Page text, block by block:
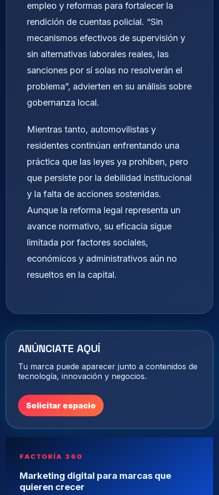
empleo y reformas para fortalecer la
rendición de cuentas policial. “Sin
mecanismos efectivos de supervisión y
sin alternativas laborales reales, las
sanciones por sí solas no resolverán el
problema”, advierten en su análisis sobre
gobernanza local.
Mientras tanto, automovilistas y
residentes continúan enfrentando una
práctica que las leyes ya prohíben, pero
que persiste por la debilidad institucional
y la falta de acciones sostenidas.
Aunque la reforma legal representa un
avance normativo, su eficacia sigue
limitada por factores sociales,
económicos y administrativos aún no
resueltos en la capital.
ANÚNCIATE AQUÍ
Tu marca puede aparecer junto a contenidos de
tecnología, innovación y negocios.
Solicitar espacio
FACTORÍA 360
Marketing digital para marcas que
quieren crecer